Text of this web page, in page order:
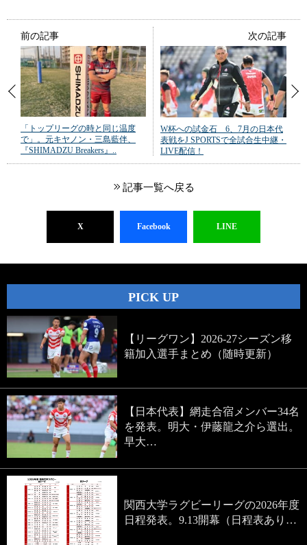
前の記事
「トップリーグの時と同じ温度
で」。元キヤノン・三島藍伴、
『SHIMADZU Breakers』..
次の記事
W杯への試金石 6、7月の日本代
表戦をJ SPORTSで全試合生中継・
LIVE配信！
記事一覧へ戻る
X Facebook LINE
PICK UP
【リーグワン】2026-27シーズン移
籍加入選手まとめ（随時更新）
【日本代表】網走合宿メンバー34名
を発表。明大・伊藤龍之介ら選出。
早大…
関西大学ラグビーリーグの2026年度
日程発表。9.13開幕（日程表あり…